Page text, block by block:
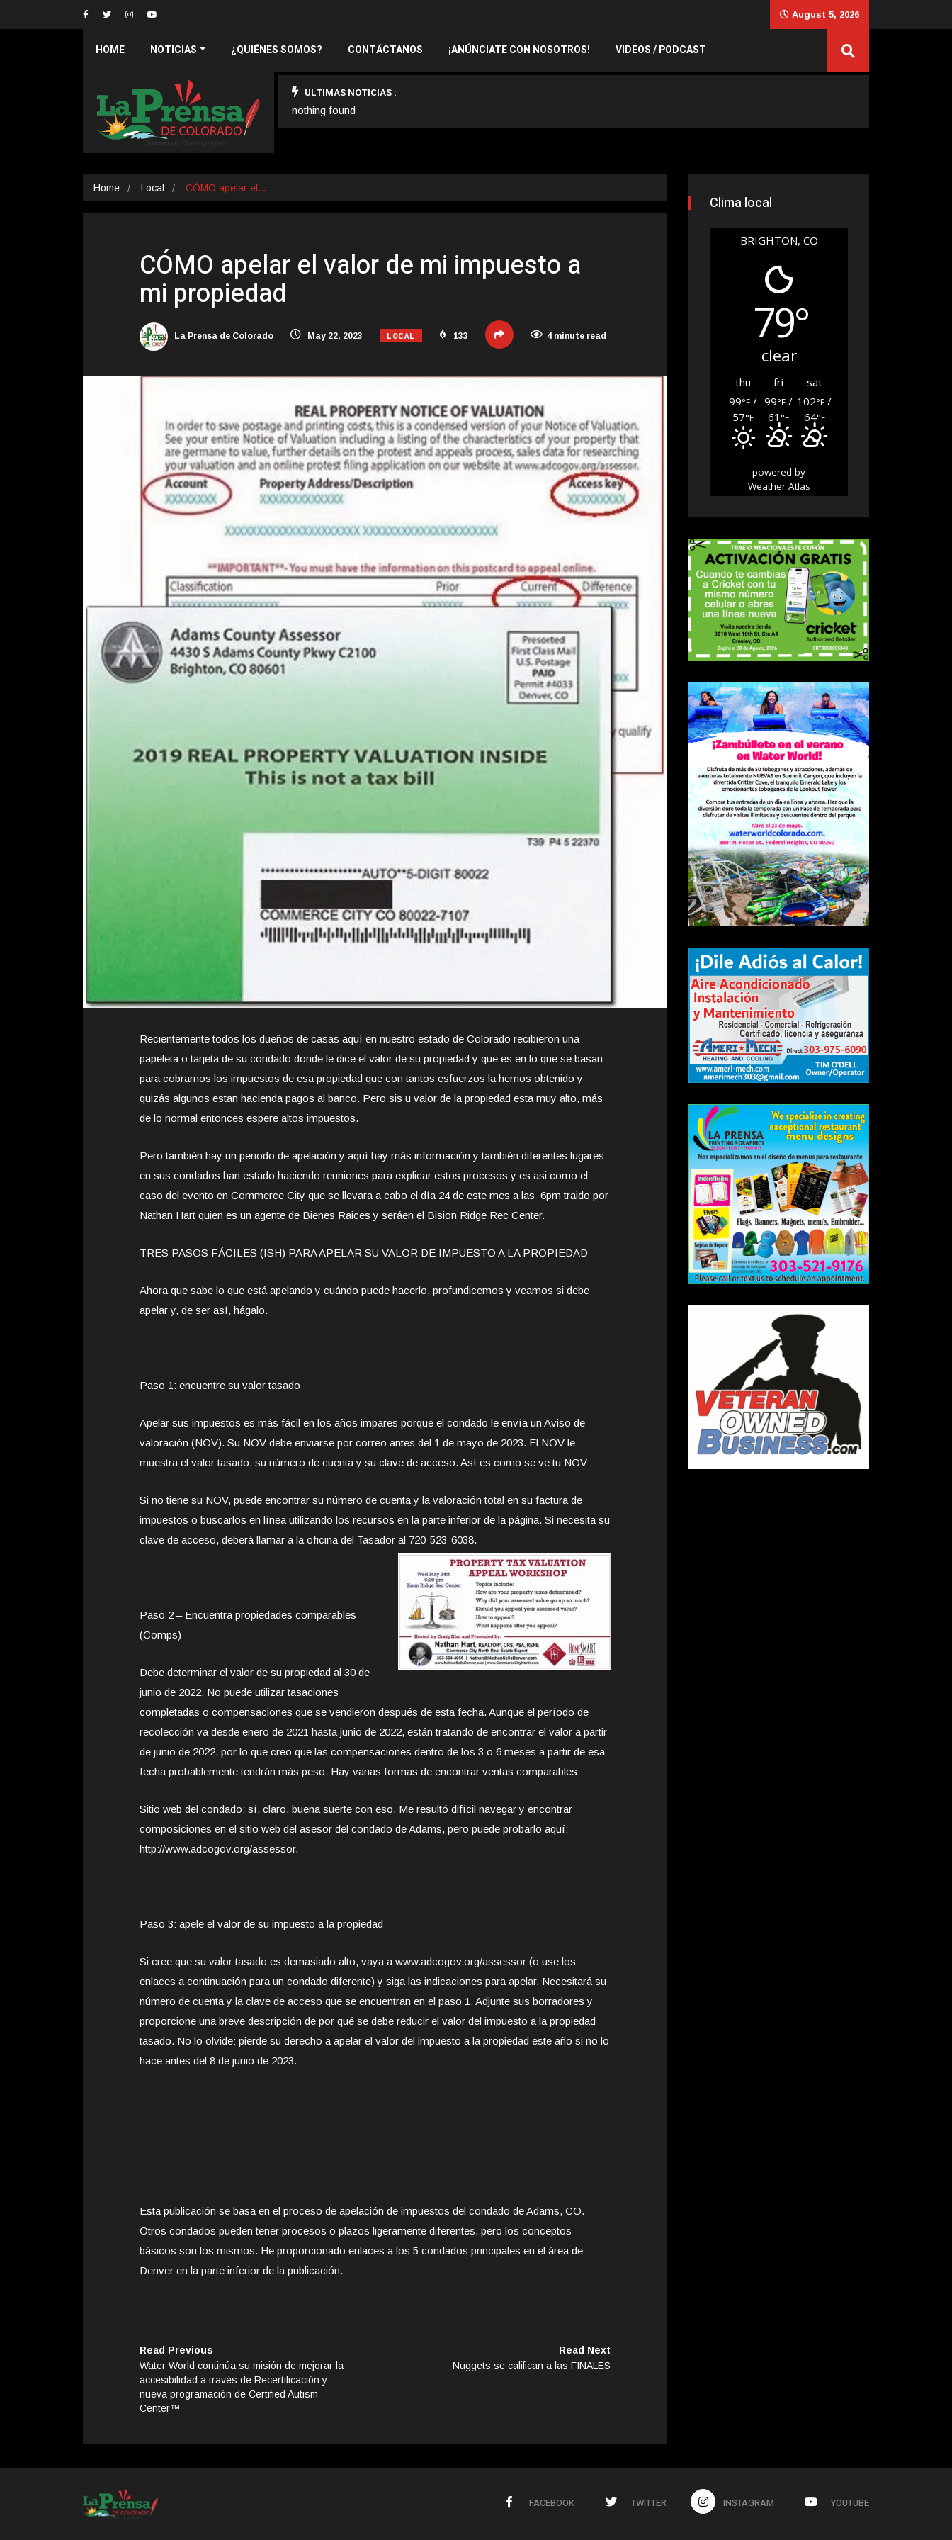
August 5, 2026
HOME NOTICIAS ¿QUIÉNES SOMOS? CONTÁCTANOS ¡ANÚNCIATE CON NOSOTROS! VIDEOS / PODCAST
ULTIMAS NOTICIAS :
nothing found
Home Local CÓMO apelar el…
CÓMO apelar el valor de mi impuesto a
mi propiedad
La Prensa de Colorado May 22, 2023 LOCAL 133 4 minute read
Recientemente todos los dueños de casas aquí en nuestro estado de Colorado recibieron una
papeleta o tarjeta de su condado donde le dice el valor de su propiedad y que es en lo que se basan
para cobrarnos los impuestos de esa propiedad que con tantos esfuerzos la hemos obtenido y
quizás algunos estan hacienda pagos al banco. Pero sis u valor de la propiedad esta muy alto, más
de lo normal entonces espere altos impuestos.
Pero también hay un periodo de apelación y aquí hay más información y también diferentes lugares
en sus condados han estado haciendo reuniones para explicar estos procesos y es asi como el
caso del evento en Commerce City que se llevara a cabo el día 24 de este mes a las 6pm traido por
Nathan Hart quien es un agente de Bienes Raices y seráen el Bision Ridge Rec Center.
TRES PASOS FÁCILES (ISH) PARA APELAR SU VALOR DE IMPUESTO A LA PROPIEDAD
Ahora que sabe lo que está apelando y cuándo puede hacerlo, profundicemos y veamos si debe
apelar y, de ser así, hágalo.
Paso 1: encuentre su valor tasado
Apelar sus impuestos es más fácil en los años impares porque el condado le envía un Aviso de
valoración (NOV). Su NOV debe enviarse por correo antes del 1 de mayo de 2023. El NOV le
muestra el valor tasado, su número de cuenta y su clave de acceso. Así es como se ve tu NOV:
Si no tiene su NOV, puede encontrar su número de cuenta y la valoración total en su factura de
impuestos o buscarlos en línea utilizando los recursos en la parte inferior de la página. Si necesita su
clave de acceso, deberá llamar a la oficina del Tasador al 720-523-6038.
Paso 2 – Encuentra propiedades comparables
(Comps)
Debe determinar el valor de su propiedad al 30 de
junio de 2022. No puede utilizar tasaciones
completadas o compensaciones que se vendieron después de esta fecha. Aunque el período de
recolección va desde enero de 2021 hasta junio de 2022, están tratando de encontrar el valor a partir
de junio de 2022, por lo que creo que las compensaciones dentro de los 3 o 6 meses a partir de esa
fecha probablemente tendrán más peso. Hay varias formas de encontrar ventas comparables:
Sitio web del condado: sí, claro, buena suerte con eso. Me resultó difícil navegar y encontrar
composiciones en el sitio web del asesor del condado de Adams, pero puede probarlo aquí:
http://www.adcogov.org/assessor.
Paso 3: apele el valor de su impuesto a la propiedad
Si cree que su valor tasado es demasiado alto, vaya a www.adcogov.org/assessor (o use los
enlaces a continuación para un condado diferente) y siga las indicaciones para apelar. Necesitará su
número de cuenta y la clave de acceso que se encuentran en el paso 1. Adjunte sus borradores y
proporcione una breve descripción de por qué se debe reducir el valor del impuesto a la propiedad
tasado. No lo olvide: pierde su derecho a apelar el valor del impuesto a la propiedad este año si no lo
hace antes del 8 de junio de 2023.
Esta publicación se basa en el proceso de apelación de impuestos del condado de Adams, CO.
Otros condados pueden tener procesos o plazos ligeramente diferentes, pero los conceptos
básicos son los mismos. He proporcionado enlaces a los 5 condados principales en el área de
Denver en la parte inferior de la publicación.
Read Previous
Water World continúa su misión de mejorar la
accesibilidad a través de Recertificación y
nueva programación de Certified Autism
Center™
Read Next
Nuggets se califican a las FINALES
Clima local
BRIGHTON, CO
79°
clear
thu fri
sat
99°F /
57°F
99°F /
61 °F
102°F /
64°F
powered by
Weather Atlas
FACEBOOK TWITTER INSTAGRAM YOUTUBE